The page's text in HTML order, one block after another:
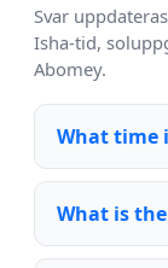
Svar
Isha-tid,
Abomey.
What time
What is